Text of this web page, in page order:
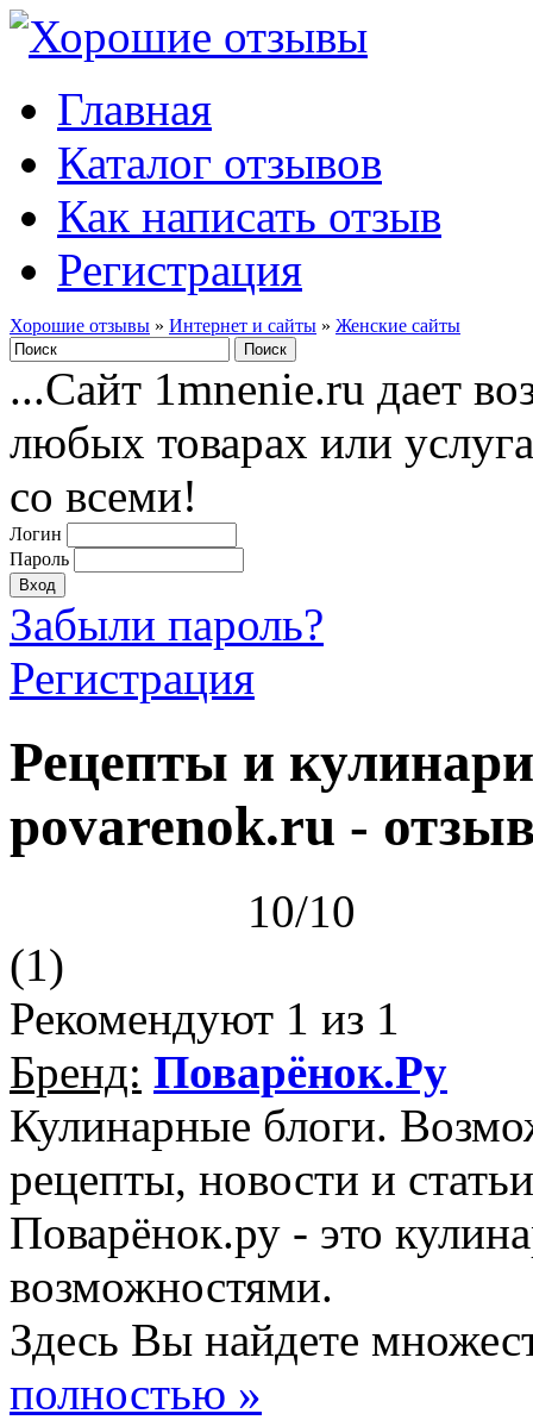
Главная
Каталог отзывов
Как написать отзыв
Регистрация
Хорошие отзывы » Интернет и сайты » Женские сайты
...Сайт 1mnenie.ru дает
любых товарах или
со всеми!
Логин
Пароль
Забыли пароль?
Регистрация
Рецепты и
povarenok.ru -
10/10
(1)
Рекомендуют 1 из 1
Бренд: Поварёнок.Ру
Кулинарные блоги.
рецепты, новости и
Поварёнок.ру - это
возможностями.
Здесь Вы найдете
полностью »